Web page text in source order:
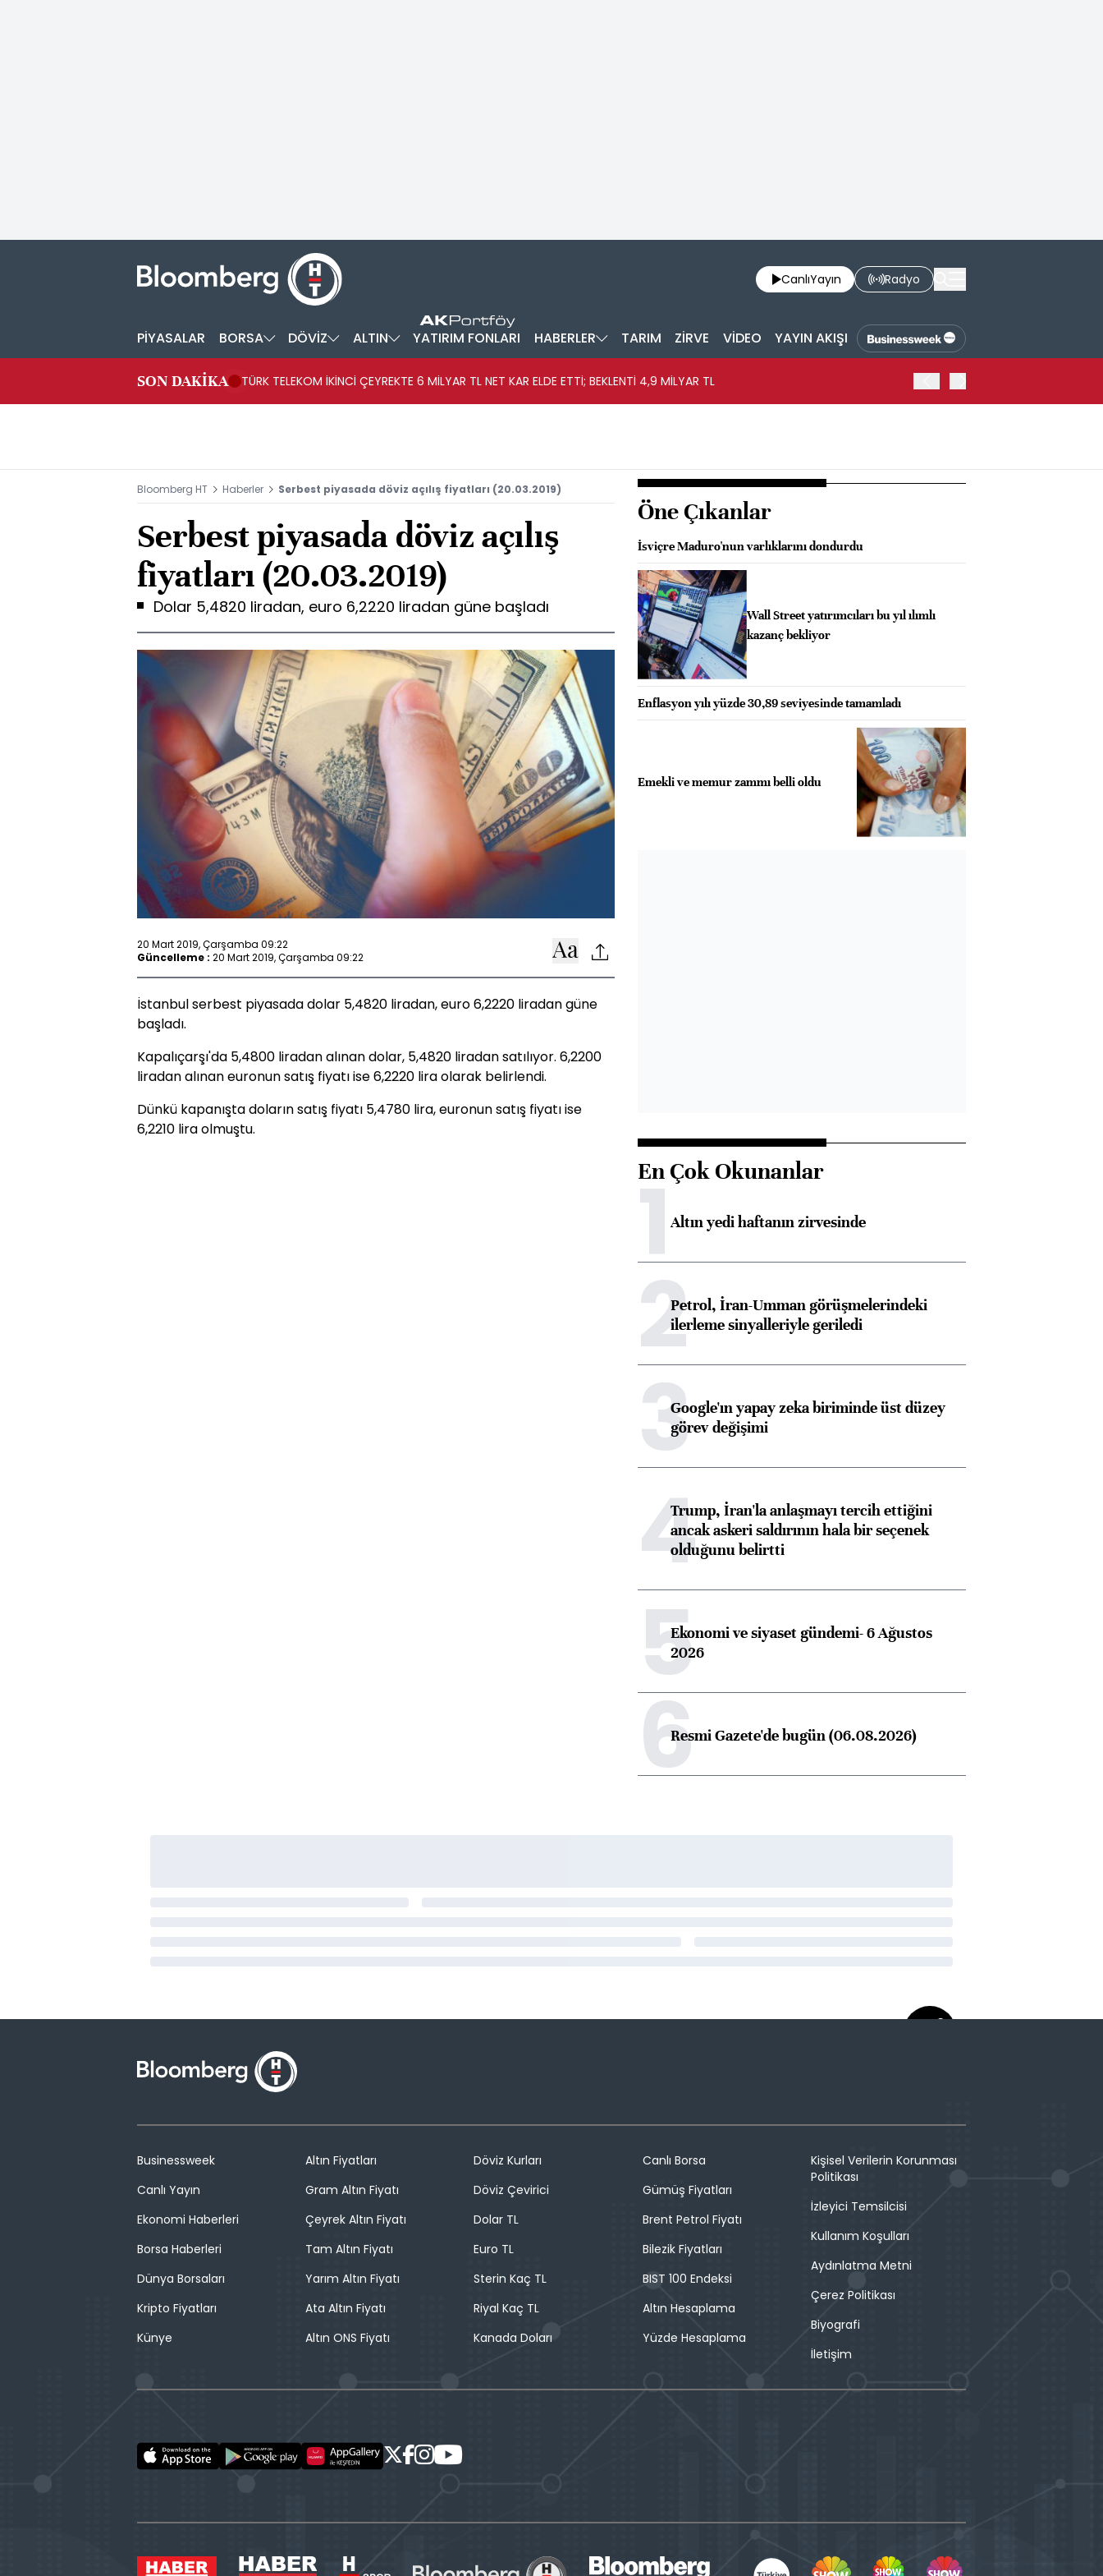
CanlıYayın Radyo
PİYASALAR BORSA DÖVİZ ALTIN YATIRIM FONLARI HABERLER TARIM ZİRVE VİDEO YAYIN AKIŞI
SON DAKİKA TÜRK TELEKOM İKİNCİ ÇEYREKTE 6 MİLYAR TL NET KAR ELDE ETTİ; BEKLENTİ 4,9 MİLYAR TL
Bloomberg HT Haberler Serbest piyasada döviz açılış fiyatları (20.03.2019)
Serbest piyasada döviz açılış
fiyatları (20.03.2019)
Dolar 5,4820 liradan, euro 6,2220 liradan güne başladı
20 Mart 2019, Çarşamba 09:22
Güncelleme : 20 Mart 2019, Çarşamba 09:22
İstanbul serbest piyasada dolar 5,4820 liradan, euro 6,2220 liradan güne
başladı.
Kapalıçarşı'da 5,4800 liradan alınan dolar, 5,4820 liradan satılıyor. 6,2200
liradan alınan euronun satış fiyatı ise 6,2220 lira olarak belirlendi.
Dünkü kapanışta doların satış fiyatı 5,4780 lira, euronun satış fiyatı ise
6,2210 lira olmuştu.
Öne Çıkanlar
İsviçre Maduro'nun varlıklarını dondurdu
Wall Street yatırımcıları bu yıl ılımlı
kazanç bekliyor
Enflasyon yılı yüzde 30,89 seviyesinde tamamladı
Emekli ve memur zammı belli oldu
En Çok Okunanlar
1Altın yedi haftanın zirvesinde
2Petrol, İran-Umman görüşmelerindeki
ilerleme sinyalleriyle geriledi
3Google'ın yapay zeka biriminde üst düzey
görev değişimi
4Trump, İran'la anlaşmayı tercih ettiğini
ancak askeri saldırının hala bir seçenek
olduğunu belirtti
5Ekonomi ve siyaset gündemi- 6 Ağustos
2026
6Resmi Gazete'de bugün (06.08.2026)
Businessweek
Canlı Yayın
Ekonomi Haberleri
Borsa Haberleri
Dünya Borsaları
Kripto Fiyatları
Künye
Altın Fiyatları
Gram Altın Fiyatı
Çeyrek Altın Fiyatı
Tam Altın Fiyatı
Yarım Altın Fiyatı
Ata Altın Fiyatı
Altın ONS Fiyatı
Döviz Kurları
Döviz Çevirici
Dolar TL
Euro TL
Sterin Kaç TL
Riyal Kaç TL
Kanada Doları
Canlı Borsa
Gümüş Fiyatları
Brent Petrol Fiyatı
Bilezik Fiyatları
BIST 100 Endeksi
Altın Hesaplama
Yüzde Hesaplama
Kişisel Verilerin Korunması
Politikası
İzleyici Temsilcisi
Kullanım Koşulları
Aydınlatma Metni
Çerez Politikası
Biyografi
İletişim